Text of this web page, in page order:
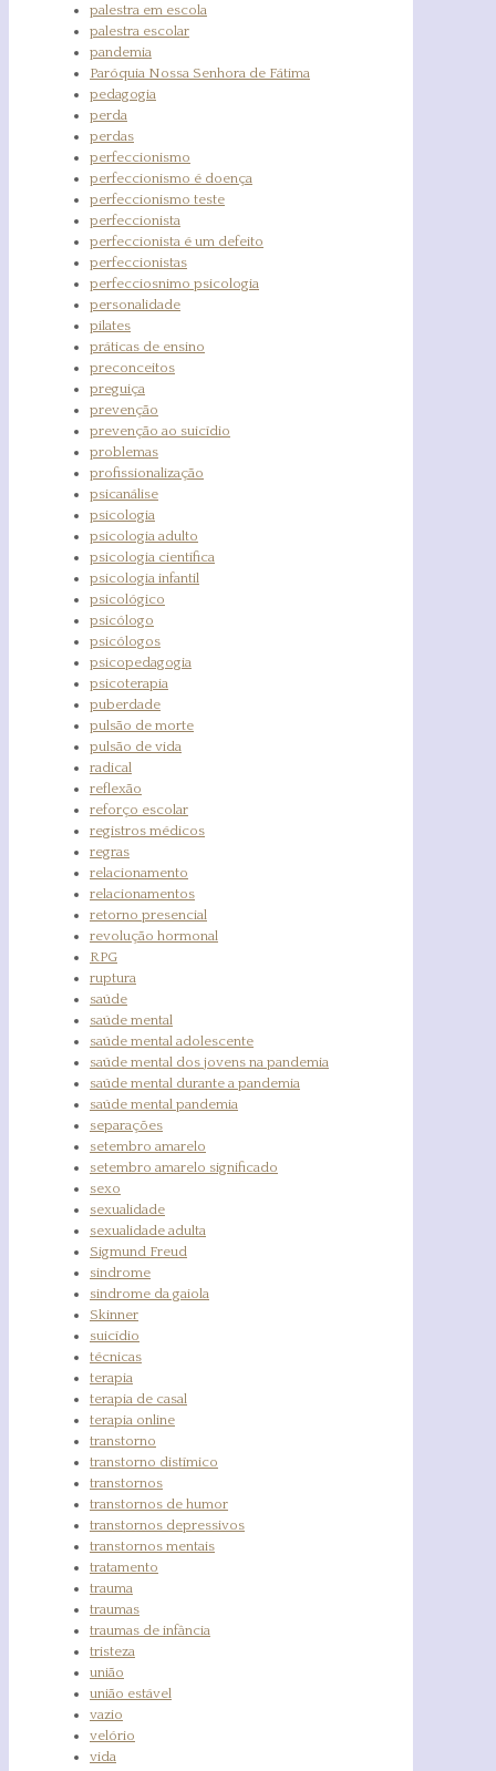
palestra em escola
palestra escolar
pandemia
Paróquia Nossa Senhora de Fátima
pedagogia
perda
perdas
perfeccionismo
perfeccionismo é doença
perfeccionismo teste
perfeccionista
perfeccionista é um defeito
perfeccionistas
perfecciosnimo psicologia
personalidade
pilates
práticas de ensino
preconceitos
preguiça
prevenção
prevenção ao suicídio
problemas
profissionalização
psicanálise
psicologia
psicologia adulto
psicologia científica
psicologia infantil
psicológico
psicólogo
psicólogos
psicopedagogia
psicoterapia
puberdade
pulsão de morte
pulsão de vida
radical
reflexão
reforço escolar
registros médicos
regras
relacionamento
relacionamentos
retorno presencial
revolução hormonal
RPG
ruptura
saúde
saúde mental
saúde mental adolescente
saúde mental dos jovens na pandemia
saúde mental durante a pandemia
saúde mental pandemia
separações
setembro amarelo
setembro amarelo significado
sexo
sexualidade
sexualidade adulta
Sigmund Freud
sindrome
sindrome da gaiola
Skinner
suicídio
técnicas
terapia
terapia de casal
terapia online
transtorno
transtorno distímico
transtornos
transtornos de humor
transtornos depressivos
transtornos mentais
tratamento
trauma
traumas
traumas de infância
tristeza
união
união estável
vazio
velório
vida